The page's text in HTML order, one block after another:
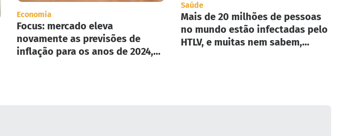
Economia
Focus: mercado eleva
novamente as previsões de
inflação para os anos de 2024,
Saúde
Mais de 20 milhões de pessoas
no mundo estão infectadas pelo
HTLV, e muitas nem sabem,